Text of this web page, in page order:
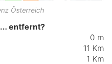
Österreich
entfernt?
0 m
11 Km
1 Km